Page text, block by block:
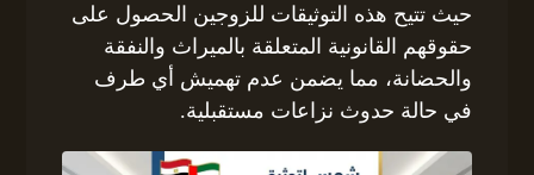
حيث تتيح هذه التوثيقات للزوجين الحصول على
حقوقهم القانونية المتعلقة بالميراث والنفقة
والحضانة، مما يضمن عدم تهميش أي طرف
في حالة حدوث نزاعات مستقبلية.